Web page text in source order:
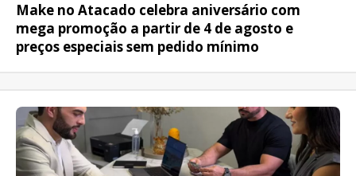
Make no Atacado celebra aniversário com
mega promoção a partir de 4 de agosto e
preços especiais sem pedido mínimo